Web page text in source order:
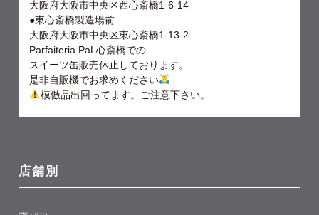
大阪府大阪市中央区西心斎橋1-6-14
●東心斎橋製造場前
大阪府大阪市中央区東心斎橋1-13-2
Parfaiteria PaL心斎橋での
スイーツ缶販売休止しております。
是非自販機でお求めください
模倣品出回ってます。ご注意下さい。
店舗別